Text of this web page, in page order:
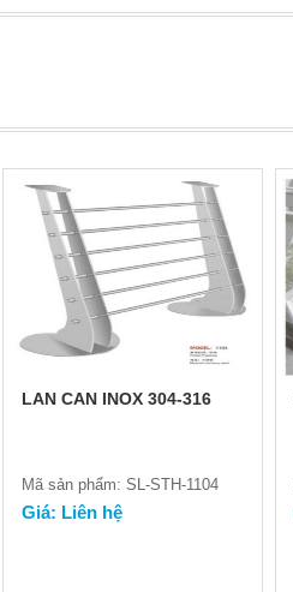
LAN CAN INOX 304-316
Mã sản phẩm: SL-STH-1104
Giá: Liên hệ